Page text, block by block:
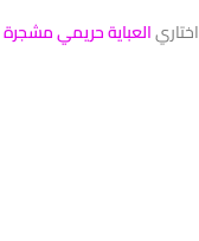
اختاريالعباية حريمي مشجرة